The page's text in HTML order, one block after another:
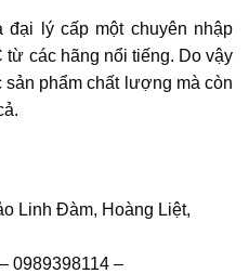
đại lý cấp một chuyên nhập
từ các hãng nổi tiếng. Do vậy
phẩm chất lượng mà còn
Linh Đàm, Hoàng Liệt,
0989398114 –